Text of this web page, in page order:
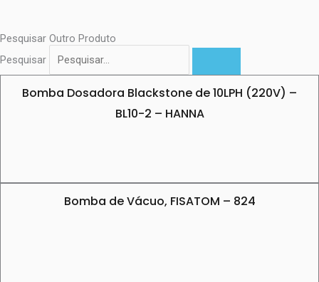
Pesquisar Outro Produto
Pesquisar
Bomba Dosadora Blackstone de 10LPH (220V) –
BL10-2 – HANNA
Bomba de Vácuo, FISATOM – 824